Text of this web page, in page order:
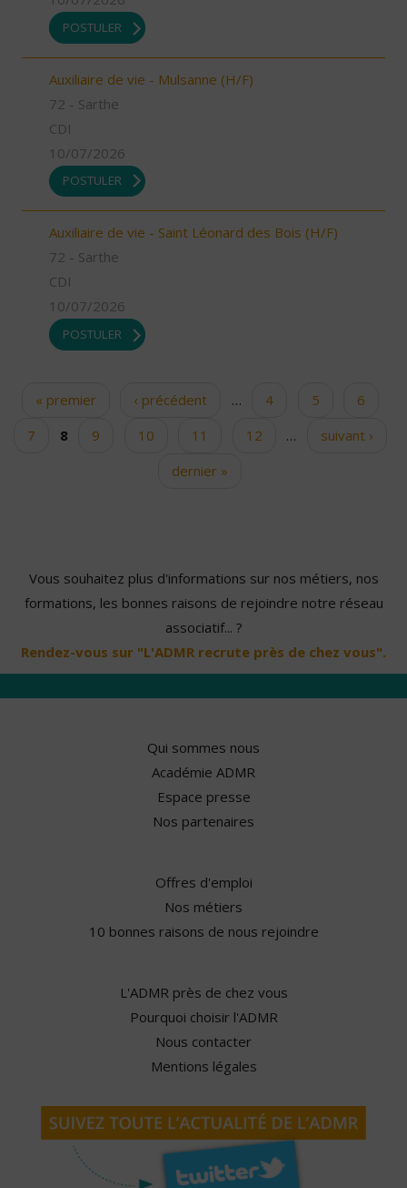
POSTULER
Auxiliaire de vie - Mulsanne (H/F)
72 - Sarthe
CDI
10/07/2026
POSTULER
Auxiliaire de vie - Saint Léonard des Bois (H/F)
72 - Sarthe
CDI
10/07/2026
POSTULER
Pages« premier ‹ précédent … 4 5
6
7
8 9 10 11 12 …
suivant ›
dernier »
Vous souhaitez plus d'informations sur nos métiers, nos
formations, les bonnes raisons de rejoindre notre réseau
associatif... ?
Rendez-vous sur "L'ADMR recrute près de chez vous".
Qui sommes nous
Académie ADMR
Espace presse
Nos partenaires
Offres d'emploi
Nos métiers
10 bonnes raisons de nous rejoindre
L'ADMR près de chez vous
Pourquoi choisir l'ADMR
Nous contacter
Mentions légales